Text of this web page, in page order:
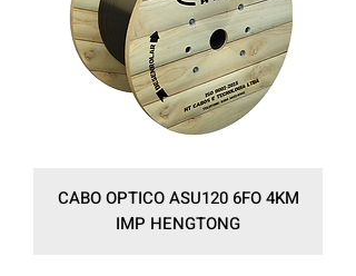
CABO OPTICO ASU120 6FO 4KM
IMP HENGTONG